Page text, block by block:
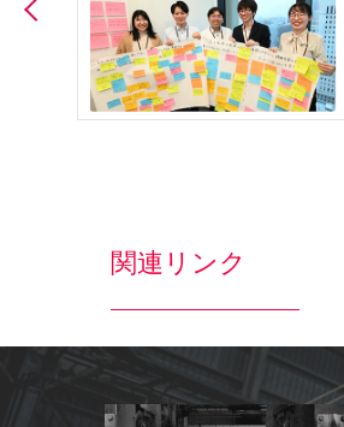
関連リンク